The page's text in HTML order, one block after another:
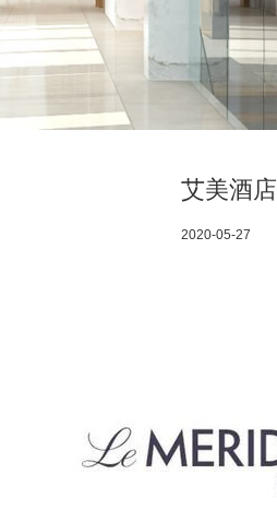
艾美酒店
2020-05-27